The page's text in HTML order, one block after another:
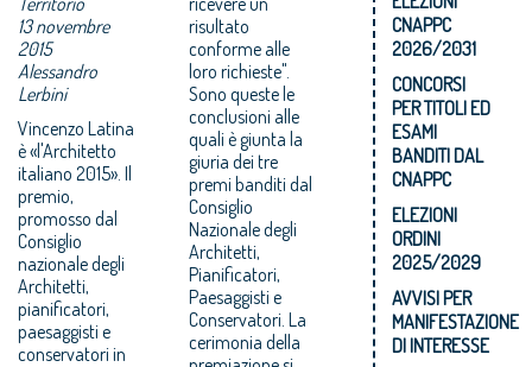
13 novembre
2015
Alessandro
Lerbini
Vincenzo Latina
è «l'Architetto
italiano 2015». Il
premio,
promosso dal
Consiglio
nazionale degli
Architetti,
pianificatori,
paesaggisti e
conservatori in
risultato
conforme alle
loro richieste".
Sono queste le
conclusioni alle
quali è giunta la
giuria dei tre
premi banditi dal
Consiglio
Nazionale degli
Architetti,
Pianificatori,
Paesaggisti e
Conservatori. La
cerimonia della
CNAPPC
2026/2031
CONCORSI
PER TITOLI ED
ESAMI
BANDITI DAL
CNAPPC
ELEZIONI
ORDINI
2025/2029
AVVISI PER
MANIFESTAZIONE
DI INTERESSE